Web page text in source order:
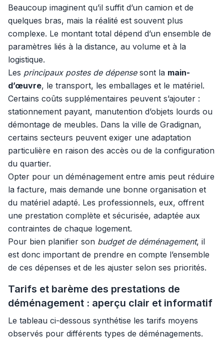
Beaucoup imaginent qu’il suffit d’un camion et de
quelques bras, mais la réalité est souvent plus
complexe. Le montant total dépend d’un ensemble de
paramètres liés à la distance, au volume et à la
logistique.
Les principaux postes de dépensesont la main-
d’œuvre, le transport, les emballages et le matériel.
Certains coûts supplémentaires peuvent s’ajouter :
stationnement payant, manutention d’objets lourds ou
démontage de meubles. Dans la ville de Gradignan,
certains secteurs peuvent exiger une adaptation
particulière en raison des accès ou de la configuration
du quartier.
Opter pour un déménagement entre amis peut réduire
la facture, mais demande une bonne organisation et
du matériel adapté. Les professionnels, eux, offrent
une prestation complète et sécurisée, adaptée aux
contraintes de chaque logement.
Pour bien planifier son budget de déménagement, il
est donc important de prendre en compte l’ensemble
de ces dépenses et de les ajuster selon ses priorités.
Tarifs et barème des prestations de
déménagement : aperçu clair et informatif
Le tableau ci-dessous synthétise les tarifs moyens
observés pour différents types de déménagements.